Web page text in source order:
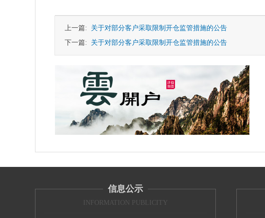
上一篇: 关于对部分客户采取限制开仓监管措施的公告
下一篇: 关于对部分客户采取限制开仓监管措施的公告
信息公示
INFORMATION PUBLICITY